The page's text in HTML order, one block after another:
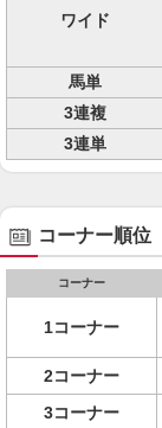
ワイド
馬単
3連複
3連単
コーナー順位
コーナー
1コーナー
2コーナー
3コーナー